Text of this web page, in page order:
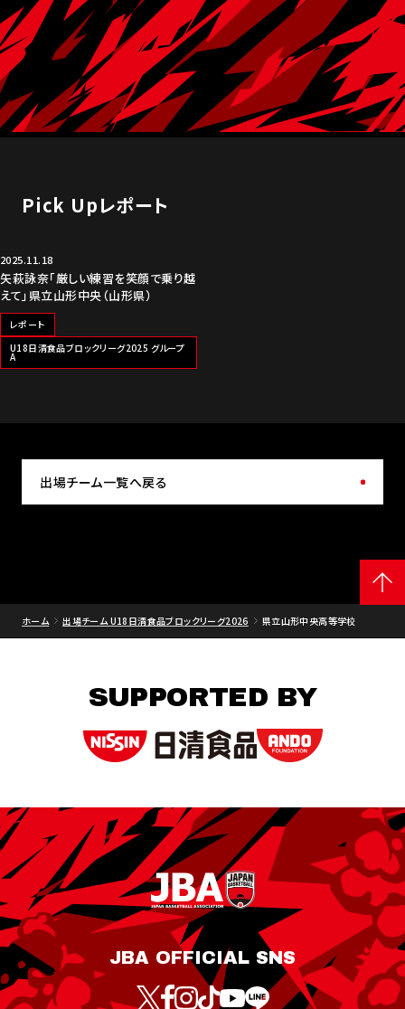
Pick Upレポート
2025.11.18
矢萩詠奈「厳しい練習を笑顔で乗り越
えて」県立山形中央（山形県）
レポート
U18日清食品ブロックリーグ2025 グループ
A
出場チーム一覧へ戻る
ホーム 出場チーム U18日清食品ブロックリーグ2026 県立山形中央高等学校
SUPPORTED BY
JBA OFFICIAL SNS